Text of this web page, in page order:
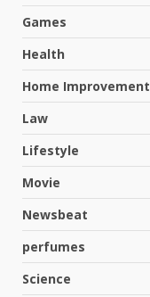
Games
Health
Home Improvement
Law
Lifestyle
Movie
Newsbeat
perfumes
Science